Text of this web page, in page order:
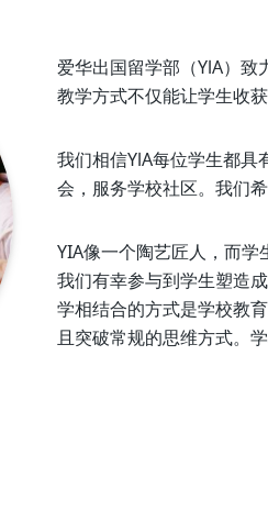
爱华出国留学部（YlA）
教学方式不仅能让学生收
我们相信YlA每位学生都
会，服务学校社区。我们
YIA像一个陶艺匠人，而
我们有幸参与到学生塑造
学相结合的方式是学校教
且突破常规的思维方式。